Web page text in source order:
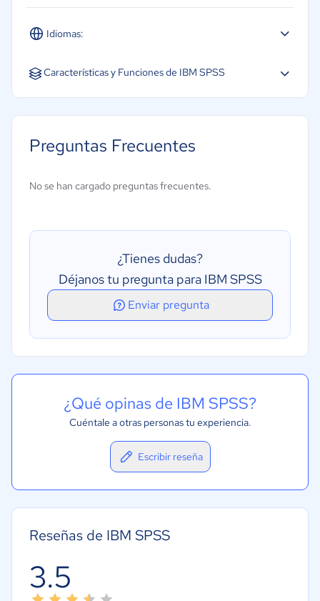
Idiomas:
Español Inglés Portugués
Características y Funciones de IBM SPSS
Análisis multivariante
Simulación estadistica
Visualización de datos
Serie temporal
Preguntas Frecuentes
No se han cargado preguntas frecuentes.
¿Tienes dudas?
Déjanos tu pregunta para IBM SPSS
Enviar pregunta
¿Qué opinas de IBM SPSS?
Cuéntale a otras personas tu experiencia.
Escribir reseña
Reseñas de IBM SPSS
3.5